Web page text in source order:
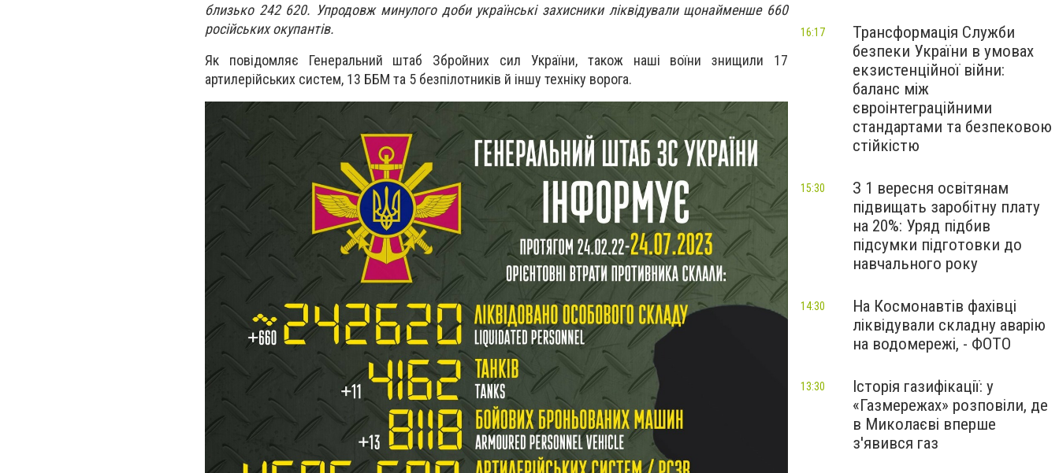
близько 242 620. Упродовж минулого доби українські захисники ліквідували щонайменше 660
російських окупантів.
Як повідомляє Генеральний штаб Збройних сил України, також наші воїни знищили 17
артилерійських систем, 13 ББМ та 5 безпілотників й іншу техніку ворога.
Трансформація Служби
безпеки України в умовах
екзистенційної війни:
баланс між
євроінтеграційними
стандартами та безпековою
стійкістю
16:17
З 1 вересня освітянам
підвищать заробітну плату
на 20%: Уряд підбив
підсумки підготовки до
навчального року
15:30
На Космонавтів фахівці
ліквідували складну аварію
на водомережі, - ФОТО
14:30
Історія газифікації: у
«Газмережах» розповіли, де
в Миколаєві вперше
з'явився газ
13:30